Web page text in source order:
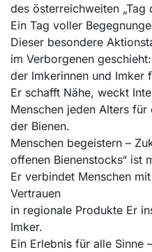
des österreichweiten „Tag
Ein Tag voller
Dieser besondere
im Verborgenen
der Imkerinnen und Imker
Er schafft Nähe, weckt
Menschen jeden Alters
der Bienen.
Menschen begeistern –
offenen Bienenstocks“ ist
Er verbindet Menschen
Vertrauen
in regionale Produkte Er
Imker.
Ein Erlebnis für alle Sinne